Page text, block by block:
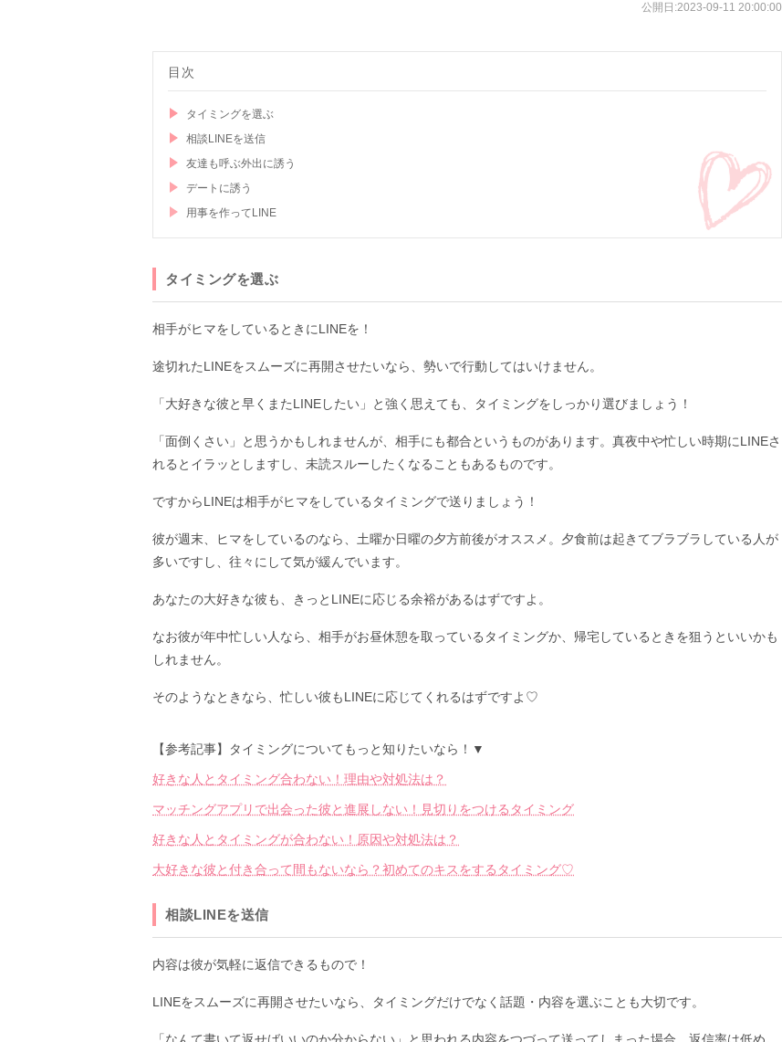
公開日:2023-09-11 20:00:00
目次
タイミングを選ぶ
相談LINEを送信
友達も呼ぶ外出に誘う
デートに誘う
用事を作ってLINE
タイミングを選ぶ
相手がヒマをしているときにLINEを！
途切れたLINEをスムーズに再開させたいなら、勢いで行動してはいけません。
「大好きな彼と早くまたLINEしたい」と強く思えても、タイミングをしっかり選びましょう！
「面倒くさい」と思うかもしれませんが、相手にも都合というものがあります。真夜中や忙しい時期にLINEさ
れるとイラッとしますし、未読スルーしたくなることもあるものです。
ですからLINEは相手がヒマをしているタイミングで送りましょう！
彼が週末、ヒマをしているのなら、土曜か日曜の夕方前後がオススメ。夕食前は起きてブラブラしている人が
多いですし、往々にして気が緩んでいます。
あなたの大好きな彼も、きっとLINEに応じる余裕があるはずですよ。
なお彼が年中忙しい人なら、相手がお昼休憩を取っているタイミングか、帰宅しているときを狙うといいかも
しれません。
そのようなときなら、忙しい彼もLINEに応じてくれるはずですよ♡
【参考記事】タイミングについてもっと知りたいなら！▼
好きな人とタイミング合わない！理由や対処法は？
マッチングアプリで出会った彼と進展しない！見切りをつけるタイミング
好きな人とタイミングが合わない！原因や対処法は？
大好きな彼と付き合って間もないなら？初めてのキスをするタイミング♡
相談LINEを送信
内容は彼が気軽に返信できるもので！
LINEをスムーズに再開させたいなら、タイミングだけでなく話題・内容を選ぶことも大切です。